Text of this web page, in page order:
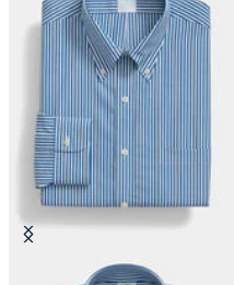
Camicia Regular Fit in Cotone con